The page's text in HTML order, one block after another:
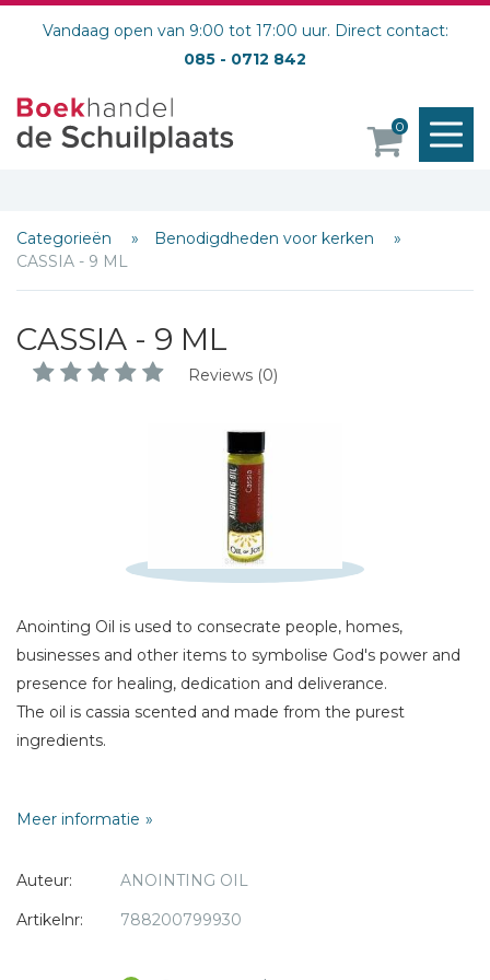
Vandaag open van 9:00 tot 17:00 uur. Direct contact:
085 - 0712 842
0
Categorieën
Benodigdheden voor kerken
CASSIA - 9 ML
CASSIA - 9 ML
Reviews (0)
Anointing Oil is used to consecrate people, homes,
businesses and other items to symbolise God's power and
presence for healing, dedication and deliverance.
The oil is cassia scented and made from the purest
ingredients.
Hebrew kiddah' , i.e., 'split.' One of the principal spices of the
commerce (Ezekiel 27:19). It is the inner bark of a tree
resembling the cinnamon (q.v.), the Cinnamomum cassia of
Meer informatie
Auteur:
ANOINTING OIL
Artikelnr:
788200799930
Schrijf hieronder je review!